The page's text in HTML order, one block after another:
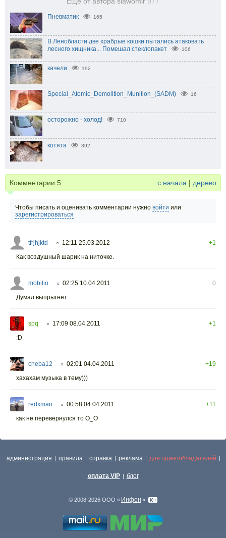
Пневматик 165
В Ленобласти две храбрые кошки пытались атаковать
лесного хищника... Помешал стеклопакет⁠
106
качели 192
Special_Atomic_Demolition_Munition_(SADM) 16
осторожно - холод! 710
котята 392
Комментарии 5 с начала | дерево
Чтобы писать и оценивать комментарии нужно войти или
зарегистрироваться
tfrjhjktd ○ 12:11 25.03.2012
+1
Как воздушный шарик на ниточке.
mobilio ○ 02:25 10.04.2011
0
Думал выпрыгнет
spq ○ 17:09 08.04.2011
+1
:D
cheba12 ○ 02:01 04.04.2011
+19
хахахам музыка в тему)))
redxman ○ 00:58 04.04.2011
+11
как не перевернулся то O_O
администрация | правила | справка | реклама | для правообладателей |
оплата VIP | блог
© 2008-2026 ООО « Инфон »